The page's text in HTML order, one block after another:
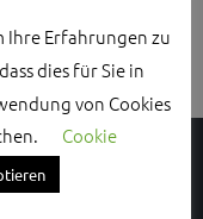
Ihre Erfahrungen zu
dies für Sie in
von Cookies
Cookie